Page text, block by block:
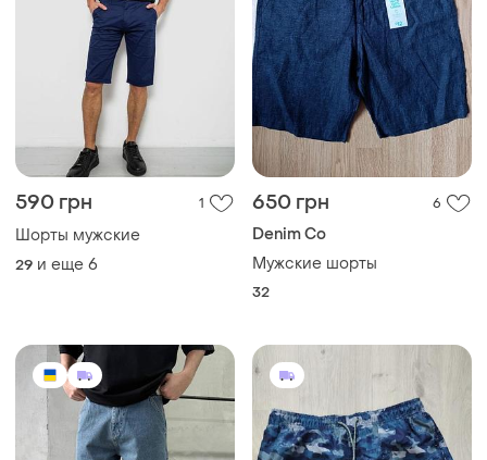
590 грн 1
Шорты мужские
29 и еще 6
650 грн 6
Denim Co
Мужские шорты
32